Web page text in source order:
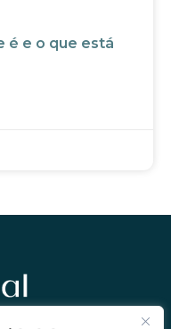
é e o que está